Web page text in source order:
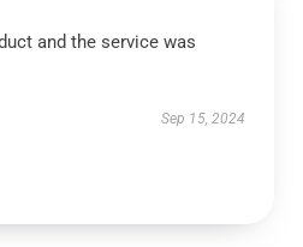
and the service was
Sep 15, 2024